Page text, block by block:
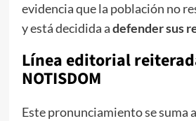
evidencia que la población no
y está decidida adefender sus
Línea editorial
NOTISDOM
Este pronunciamiento se suma